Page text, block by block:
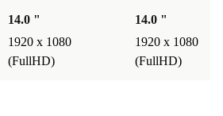
senza rischi, decidi con
14.0 "
1920 x 1080
(FullHD)
14.0 "
1920 x 1080
(FullHD)